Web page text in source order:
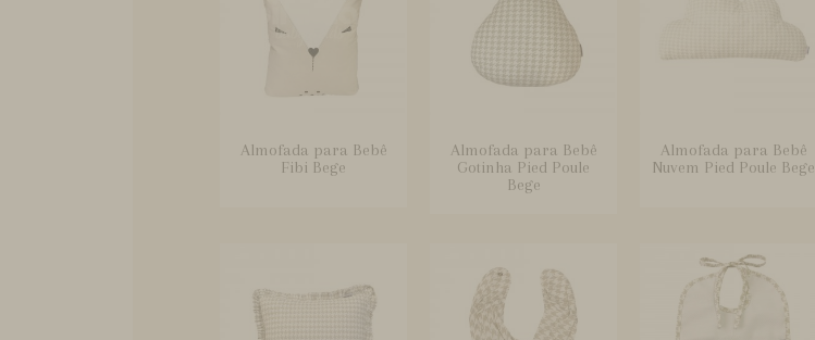
Almofada para Bebê
Fibi Bege
Almofada para Bebê
Gotinha Pied Poule
Bege
Almofada para Bebê
Nuvem Pied Poule Bege